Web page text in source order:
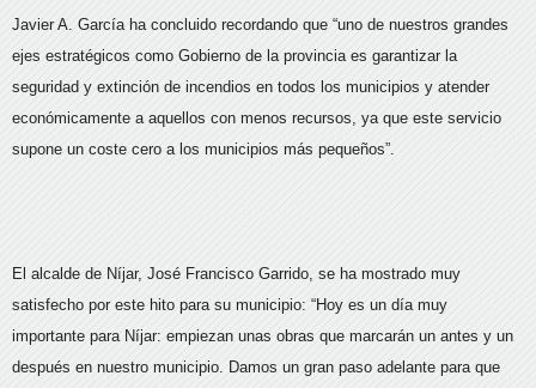
Javier A. García ha concluido recordando que “uno de nuestros grandes
ejes estratégicos como Gobierno de la provincia es garantizar la
seguridad y extinción de incendios en todos los municipios y atender
económicamente a aquellos con menos recursos, ya que este servicio
supone un coste cero a los municipios más pequeños”.
El alcalde de Níjar, José Francisco Garrido, se ha mostrado muy
satisfecho por este hito para su municipio: “Hoy es un día muy
importante para Níjar: empiezan unas obras que marcarán un antes y un
después en nuestro municipio. Damos un gran paso adelante para que